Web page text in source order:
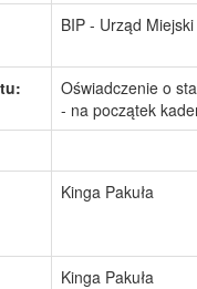
BIP - Urząd
Oświadczenie o
- na początek
Kinga Pakuła
Kinga Pakuła